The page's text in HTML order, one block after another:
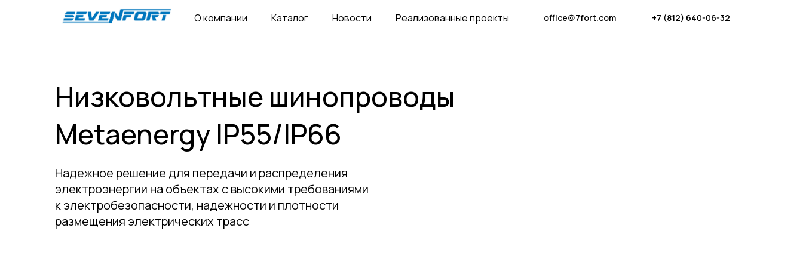
О компании Каталог Новости Реализованные проекты office@7fort.com +7 (812) 640-06-32
Низковольтные шинопроводы
Metaenergy IP55/IP66
Надежное решение для передачи и распределения
электроэнергии на объектах с высокими требованиями
к электробезопасности, надежности и плотности
размещения электрических трасс